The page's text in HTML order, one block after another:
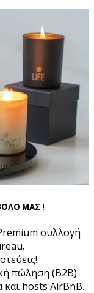
ΜΑΣ !
συλλογή
πώληση (B2B)
και hosts AirBnB.